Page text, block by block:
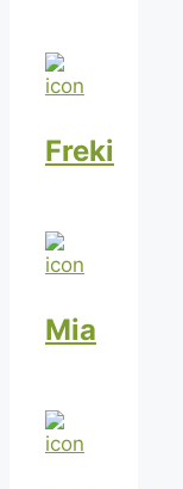
Freki
Mia